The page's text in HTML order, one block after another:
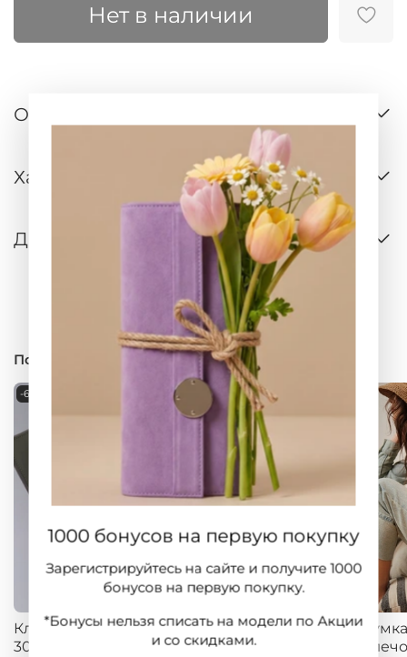
Нет в наличии
Описание
Характеристики
Доставка и оплата
Похожие товары
-65%
Клатч кожаный Azaro
30647 дремучий лес
-39%
Кожаная кросс-боди
Deboro 30432
1000 бонусов на первую покупку
Зарегистрируйтесь на сайте и получите 1000
бонусов на первую покупку.
*Бонусы нельзя списать на модели по Акции
и со скидками.